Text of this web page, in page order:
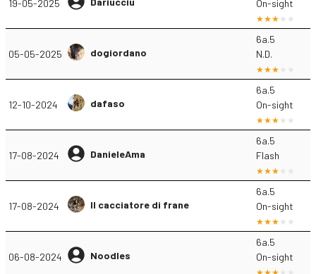
19-05-2025
On-sight
05-05-2025 dogiordano
6a.5
N.D.
12-10-2024 dafaso
6a.5
On-sight
17-08-2024 DanieleAma
6a.5
Flash
17-08-2024 Il cacciatore di frane
6a.5
On-sight
06-08-2024 Noodles
6a.5
On-sight